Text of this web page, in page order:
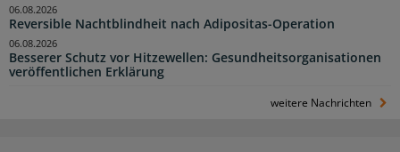
Reversible Nachtblindheit nach Adipositas-Operation
06.08.2026
Besserer Schutz vor Hitzewellen: Gesundheitsorganisationen
veröffentlichen Erklärung
06.08.2026
weitere Nachrichten